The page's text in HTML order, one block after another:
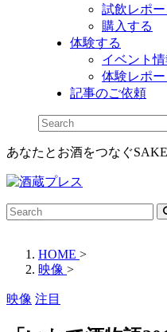
試飲レポー
購入する
体験する
イベント情
体験レポー
記事のご依頼
あなたとお酒をつなぐ
HOME >
映像 >
映像 注目